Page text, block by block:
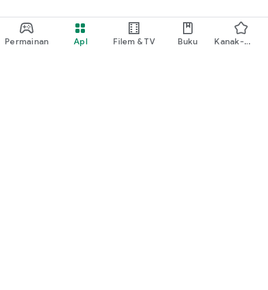
Permainan Apl Filem & TV Buku
Kanak-